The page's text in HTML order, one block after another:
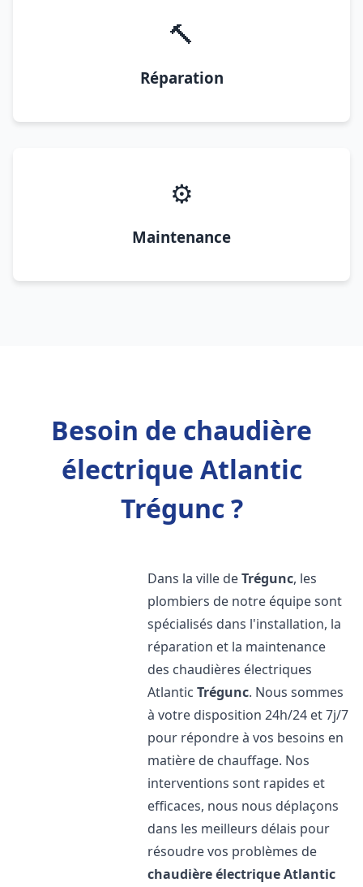
🔨
Réparation
⚙️
Maintenance
Besoin de chaudière
électrique Atlantic
Trégunc ?
Dans la ville deTrégunc, les
plombiers de notre équipe sont
spécialisés dans l'installation, la
réparation et la maintenance
des chaudières électriques
AtlanticTrégunc. Nous sommes
à votre disposition 24h/24 et 7j/7
pour répondre à vos besoins en
matière de chauffage. Nos
interventions sont rapides et
efficaces, nous nous déplaçons
dans les meilleurs délais pour
résoudre vos problèmes de
chaudière électrique Atlantic